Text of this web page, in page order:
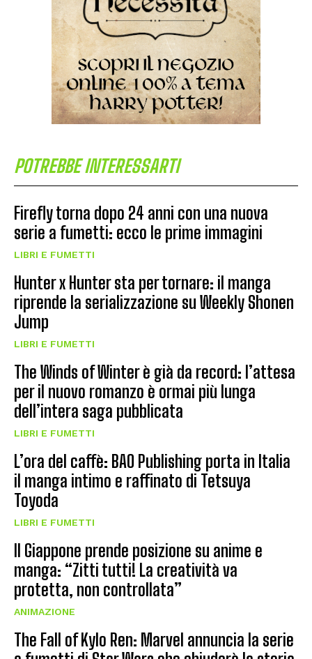
POTREBBE INTERESSARTI
Firefly torna dopo 24 anni con una nuova
serie a fumetti: ecco le prime immagini
LIBRI E FUMETTI
Hunter x Hunter sta per tornare: il manga
riprende la serializzazione su Weekly Shonen
Jump
LIBRI E FUMETTI
The Winds of Winter è già da record: l’attesa
per il nuovo romanzo è ormai più lunga
dell’intera saga pubblicata
LIBRI E FUMETTI
L’ora del caffè: BAO Publishing porta in Italia
il manga intimo e raffinato di Tetsuya
Toyoda
LIBRI E FUMETTI
Il Giappone prende posizione su anime e
manga: “Zitti tutti! La creatività va
protetta, non controllata”
ANIMAZIONE
The Fall of Kylo Ren: Marvel annuncia la serie